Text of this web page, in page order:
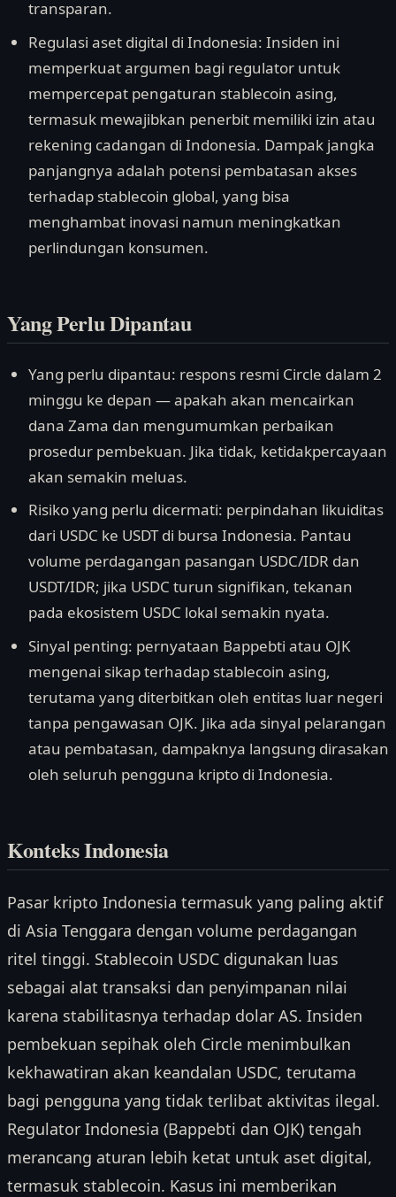
transparan.
Regulasi aset digital di Indonesia: Insiden ini
memperkuat argumen bagi regulator untuk
mempercepat pengaturan stablecoin asing,
termasuk mewajibkan penerbit memiliki izin atau
rekening cadangan di Indonesia. Dampak jangka
panjangnya adalah potensi pembatasan akses
terhadap stablecoin global, yang bisa
menghambat inovasi namun meningkatkan
perlindungan konsumen.
Yang Perlu Dipantau
Yang perlu dipantau: respons resmi Circle dalam 2
minggu ke depan — apakah akan mencairkan
dana Zama dan mengumumkan perbaikan
prosedur pembekuan. Jika tidak, ketidakpercayaan
akan semakin meluas.
Risiko yang perlu dicermati: perpindahan likuiditas
dari USDC ke USDT di bursa Indonesia. Pantau
volume perdagangan pasangan USDC/IDR dan
USDT/IDR; jika USDC turun signifikan, tekanan
pada ekosistem USDC lokal semakin nyata.
Sinyal penting: pernyataan Bappebti atau OJK
mengenai sikap terhadap stablecoin asing,
terutama yang diterbitkan oleh entitas luar negeri
tanpa pengawasan OJK. Jika ada sinyal pelarangan
atau pembatasan, dampaknya langsung dirasakan
oleh seluruh pengguna kripto di Indonesia.
Konteks Indonesia
Pasar kripto Indonesia termasuk yang paling aktif
di Asia Tenggara dengan volume perdagangan
ritel tinggi. Stablecoin USDC digunakan luas
sebagai alat transaksi dan penyimpanan nilai
karena stabilitasnya terhadap dolar AS. Insiden
pembekuan sepihak oleh Circle menimbulkan
kekhawatiran akan keandalan USDC, terutama
bagi pengguna yang tidak terlibat aktivitas ilegal.
Regulator Indonesia (Bappebti dan OJK) tengah
merancang aturan lebih ketat untuk aset digital,
termasuk stablecoin. Kasus ini memberikan